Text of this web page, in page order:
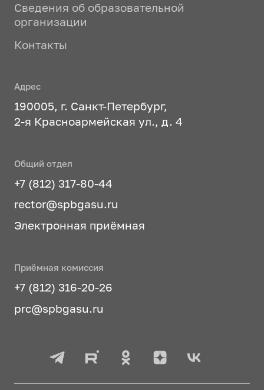
Сведения об образовательной
организации
Контакты
Адрес
190005, г. Санкт-Петербург,
2-я Красноармейская ул., д. 4
Общий отдел
+7 (812) 317-80-44
rector@spbgasu.ru
Электронная приёмная
Приёмная комиссия
+7 (812) 316-20-26
prc@spbgasu.ru